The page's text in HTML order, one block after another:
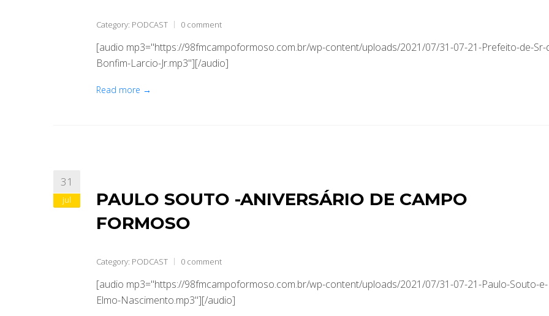
Category: PODCAST 0 comment
[audio mp3="https://98fmcampoformoso.com.br/wp-content/uploads/2021/07/31-07-21-Prefeito-de-Sr-
Bonfim-Larcio-Jr.mp3"][/audio]
Read more →
31
jul
PAULO SOUTO -ANIVERSÁRIO DE CAMPO
FORMOSO
Category: PODCAST 0 comment
[audio mp3="https://98fmcampoformoso.com.br/wp-content/uploads/2021/07/31-07-21-Paulo-Souto-e-
Elmo-Nascimento.mp3"][/audio]